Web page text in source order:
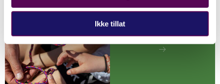
Ikke tillat
Barnas Herdla